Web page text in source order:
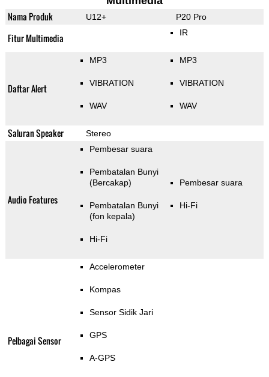
Nama Produk U12+ P20 Pro
Fitur Multimedia IR
Daftar Alert
MP3
VIBRATION
WAV
MP3
VIBRATION
WAV
Saluran Speaker Stereo
Audio Features
Pembesar suara
Pembatalan Bunyi
(Bercakap)
Pembatalan Bunyi
(fon kepala)
Hi-Fi
Pembesar suara
Hi-Fi
Pelbagai Sensor
Accelerometer
Kompas
Sensor Sidik Jari
GPS
A-GPS